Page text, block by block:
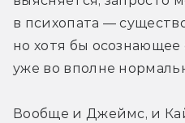
в психопата —
но хотя бы осознающее
уже во вполне
Вообще и Джеймс, и